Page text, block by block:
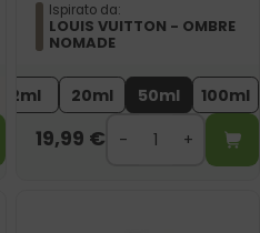
Ispirato da:
LOUIS VUITTON - OMBRE
NOMADE
2ml 20ml 50ml 100ml
19,99 €